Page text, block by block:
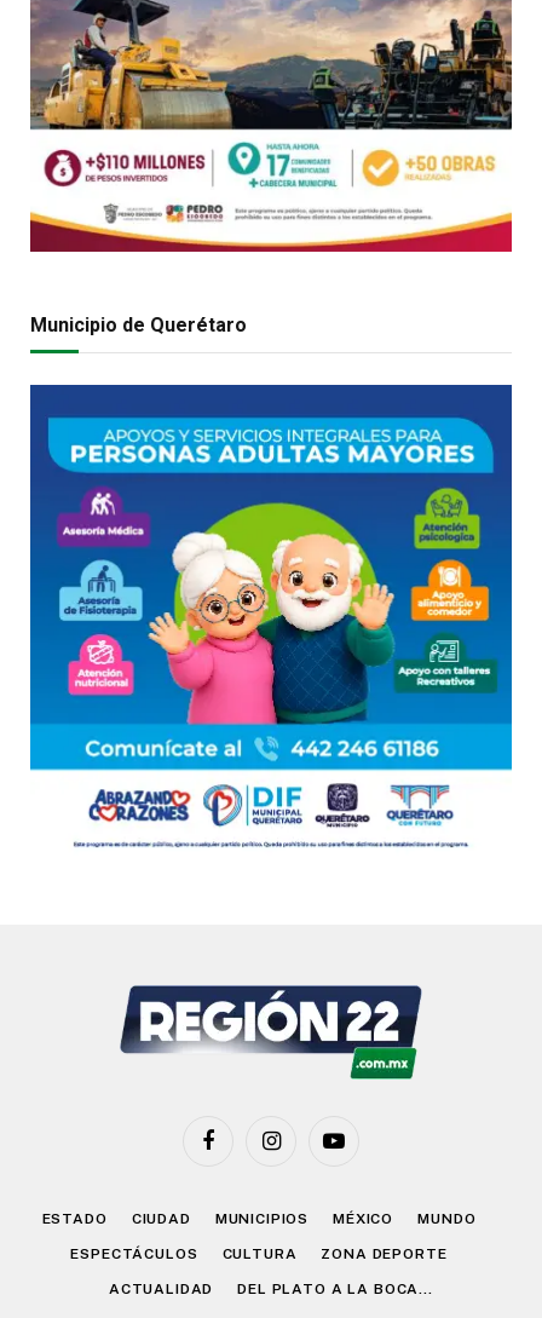
Municipio de Querétaro
FacebookInstagramYouTube
ESTADO CIUDAD MUNICIPIOS MÉXICO MUNDO
ESPECTÁCULOS CULTURA ZONA DEPORTE
ACTUALIDAD DEL PLATO A LA BOCA…